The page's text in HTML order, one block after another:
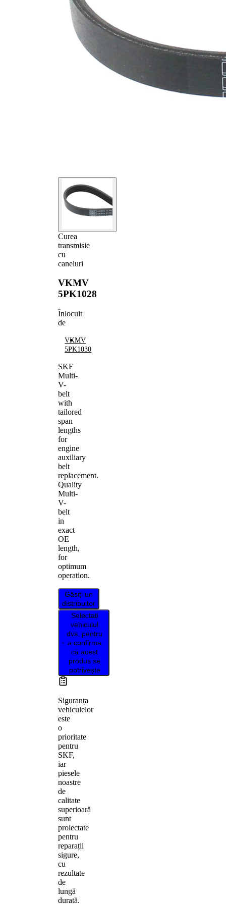
Curea
transmisie
cu
caneluri
VKMV
5PK1028
Înlocuit
de
VKMV
5PK1030
SKF
Multi-
V-
belt
with
tailored
span
lengths
for
engine
auxiliary
belt
replacement.
Quality
Multi-
V-
belt
in
exact
OE
length,
for
optimum
operation.
Găsiți un
distribuitor
Selectați
vehiculul
dvs. pentru
a confirma
că acest
produs se
potrivește
Siguranța
vehiculelor
este
o
prioritate
pentru
SKF,
iar
piesele
noastre
de
calitate
superioară
sunt
proiectate
pentru
reparații
sigure,
cu
rezultate
de
lungă
durată.